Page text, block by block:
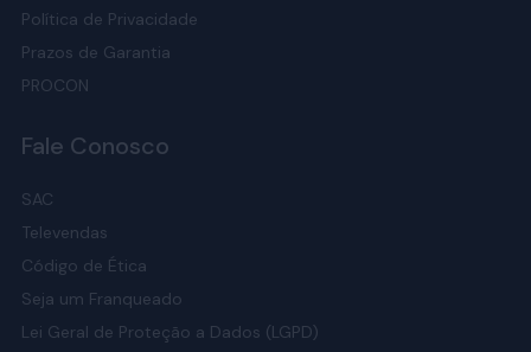
Política de Privacidade
Prazos de Garantia
PROCON
Fale Conosco
SAC
Televendas
Código de Ética
Seja um Franqueado
Lei Geral de Proteção a Dados (LGPD)